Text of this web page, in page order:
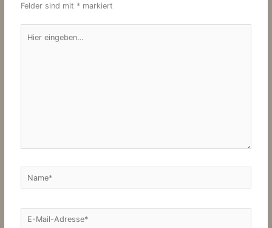
Felder sind mit * markiert
eingeben…
Name*
E-